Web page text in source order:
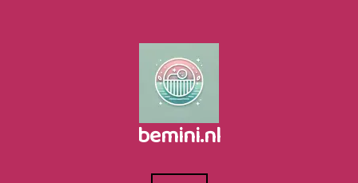
bemini.nl